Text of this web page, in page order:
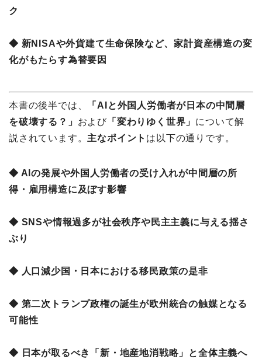
ク
◆ 新NISAや外貨建て生命保険など、家計資産構造の変
化がもたらす為替要因
本書の後半では、
「AIと外国人労働者が日本の中間層
を破壊する？」 および 「変わりゆく世界」 について解
説されています。 主なポイント は以下の通りです。
◆ AIの発展や外国人労働者の受け入れが中間層の所
得・雇用構造に及ぼす影響
◆ SNSや情報過多が社会秩序や民主主義に与える揺さ
ぶり
◆ 人口減少国・日本における移民政策の是非
◆ 第二次トランプ政権の誕生が欧州統合の触媒となる
可能性
◆ 日本が取るべき「新・地産地消戦略」と全体主義へ